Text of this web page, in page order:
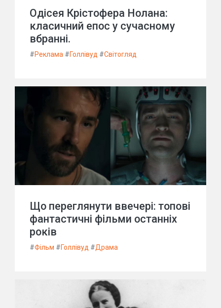
Одісея Крістофера Нолана:
класичний епос у сучасному
вбранні.
#Реклама #Голлівуд #Світогляд
Що переглянути ввечері: топові
фантастичні фільми останніх
років
#Фільм #Голлівуд #Драма